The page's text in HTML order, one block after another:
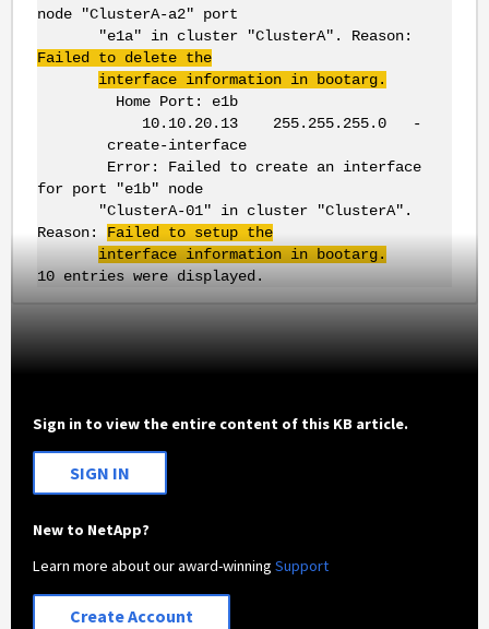
node "ClusterA-a2" port
"e1a" in cluster "ClusterA". Reason:
Failed to delete the
interface information in bootarg.
Home Port: e1b
10.10.20.13 255.255.255.0 -
create-interface
Error: Failed to create an interface
for port "e1b" node
"ClusterA-01" in cluster "ClusterA".
Reason: Failed to setup the
interface information in bootarg.
10 entries were displayed.
Sign in to view the entire content of this KB article.
SIGN IN
New to NetApp?
Learn more about our award-winningSupport
Create Account